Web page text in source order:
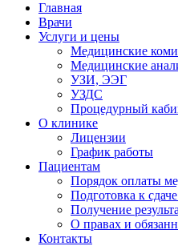
Главная
Врачи
Услуги и цены
Медицинские
Медицинские
УЗИ, ЭЭГ
УЗДС
Процедурный
О клинике
Лицензии
График работы
Пациентам
Порядок оплаты
Подготовка к
Получение
О правах и
Контакты